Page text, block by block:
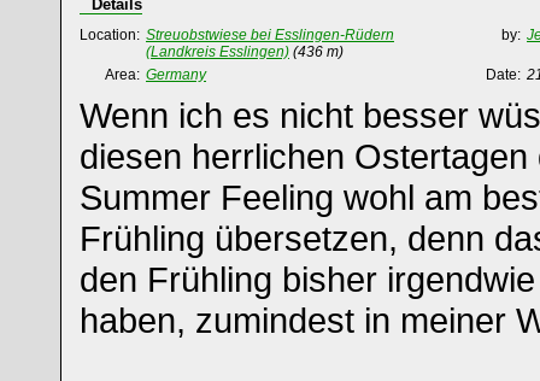
Details
Location: Streuobstwiese bei Esslingen-Rüdern
(Landkreis Esslingen) (436 m)
by:
Area: Germany Date:
Wenn ich es nicht besser
diesen herrlichen
Summer Feeling wohl am
Frühling übersetzen, denn
den Frühling bisher
haben, zumindest in meiner